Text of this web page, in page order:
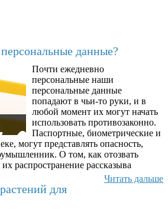
данные?
Почти ежедневно
персональные наши
персональные данные
попадают в чьи-то руки, и в
любой момент их могут начать
использовать противозаконно.
Паспортные, биометрические и
могут представлять опасность,
О том, как отозвать
распространение рассказыва
Читать дальше
для